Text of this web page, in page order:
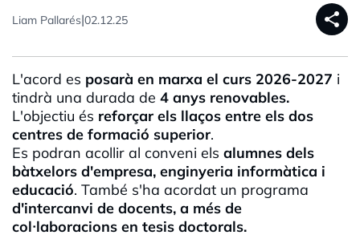
Liam Pallarés|02.12.25 share
L'acord es posarà en marxa el curs 2026-2027 i
tindrà una durada de 4 anys renovables.
L'objectiu és reforçar els llaços entre els dos
centres de formació superior.
Es podran acollir al conveni els alumnes dels
bàtxelors d'empresa, enginyeria informàtica i
educació. També s'ha acordat un programa
d'intercanvi de docents, a més de
col·laboracions en tesis doctorals.